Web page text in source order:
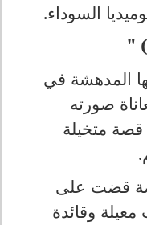
السوداء.
"
المدهشة في
صورته
قصة متخيلة
.
قضت على
وقائدة